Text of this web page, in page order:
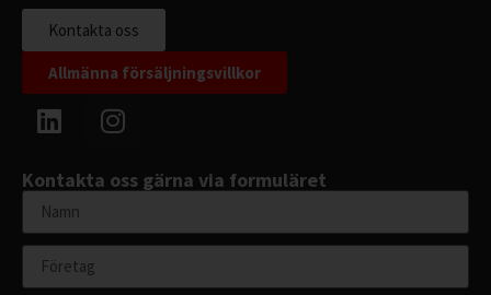
Kontakta oss
Allmänna försäljningsvillkor
Kontakta oss gärna via formuläret